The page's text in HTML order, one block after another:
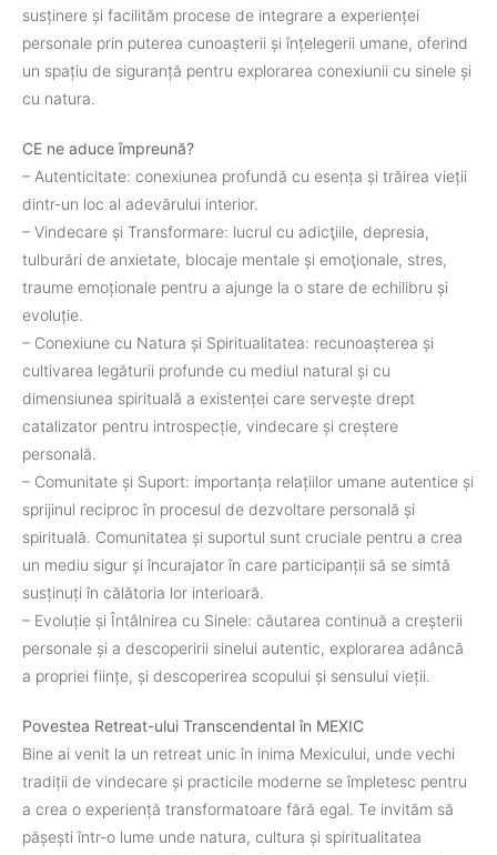
susținere și facilităm procese de integrare a experienței
personale prin puterea cunoașterii și înțelegerii umane, oferind
un spațiu de siguranță pentru explorarea conexiunii cu sinele și
cu natura.
CE ne aduce împreună?
– Autenticitate: conexiunea profundă cu esența și trăirea vieții
dintr-un loc al adevărului interior.
– Vindecare și Transformare: lucrul cu adicţiile, depresia,
tulburări de anxietate, blocaje mentale și emoţionale, stres,
traume emoționale pentru a ajunge la o stare de echilibru și
evoluție.
– Conexiune cu Natura și Spiritualitatea: recunoașterea și
cultivarea legăturii profunde cu mediul natural și cu
dimensiunea spirituală a existenței care servește drept
catalizator pentru introspecție, vindecare și creștere
personală.
– Comunitate și Suport: importanța relațiilor umane autentice și
sprijinul reciproc în procesul de dezvoltare personală și
spirituală. Comunitatea și suportul sunt cruciale pentru a crea
un mediu sigur și încurajator în care participanții să se simtă
susținuți în călătoria lor interioară.
– Evoluție și Întâlnirea cu Sinele: căutarea continuă a creșterii
personale și a descoperirii sinelui autentic, explorarea adâncă
a propriei ființe, și descoperirea scopului și sensului vieții.
Povestea Retreat-ului Transcendental în MEXIC
Bine ai venit la un retreat unic în inima Mexicului, unde vechi
tradiții de vindecare și practicile moderne se împletesc pentru
a crea o experiență transformatoare fără egal. Te invităm să
pășești într-o lume unde natura, cultura și spiritualitatea